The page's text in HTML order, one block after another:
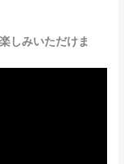
しみいただけま